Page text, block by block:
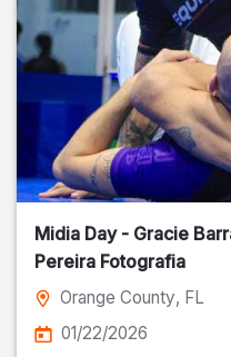
Midia Day - Gracie
Pereira Fotografia
Orange County, FL
01/22/2026